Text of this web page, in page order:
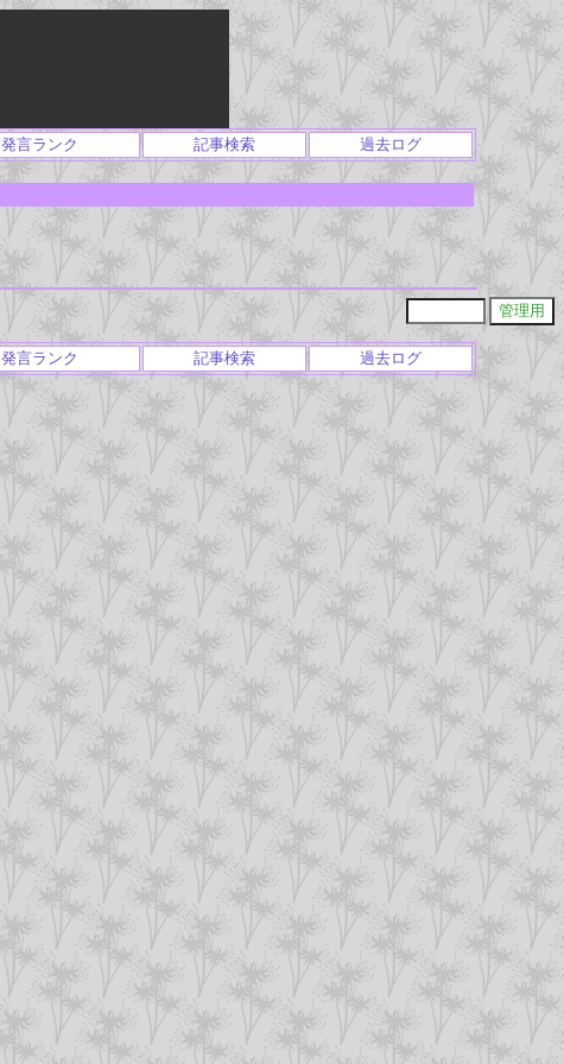
発言ランク 記事検索 過去ログ
発言ランク 記事検索 過去ログ